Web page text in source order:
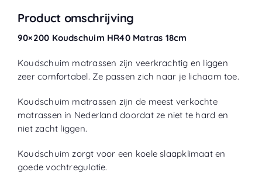
Product omschrijving
90×200 Koudschuim HR40 Matras 18cm
Koudschuim matrassen zijn veerkrachtig en liggen
zeer comfortabel. Ze passen zich naar je lichaam toe.
Koudschuim matrassen zijn de meest verkochte
matrassen in Nederland doordat ze niet te hard en
niet zacht liggen.
Koudschuim zorgt voor een koele slaapklimaat en
goede vochtregulatie.